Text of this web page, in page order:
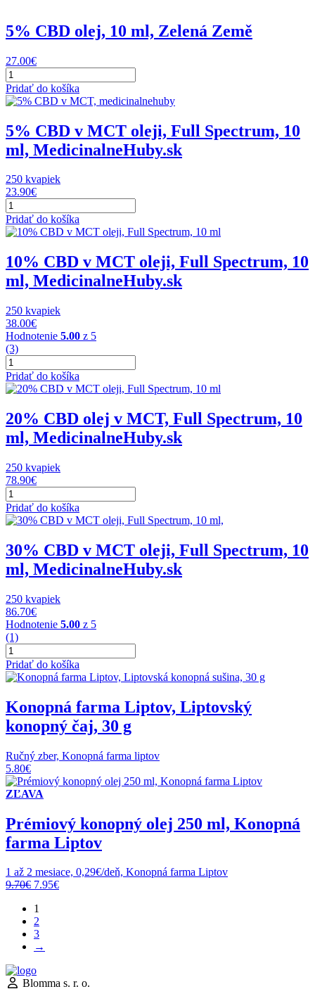
mg,
60
Zelená
země
5% CBD olej, 10 ml, Zelená Země
27.00€
množstvo
5%
CBD
10
ml,
Zelená
Země
Pridať do košíka
5% CBD v MCT oleji, Full Spectrum, 10
ml, MedicinalneHuby.sk
250 kvapiek
23.90€
množstvo
5%
CBD
MCT
oleji,
Full
Spectrum,
10
ml,
MedicinalneHuby.sk
Pridať do košíka
10% CBD v MCT oleji, Full Spectrum, 10
ml, MedicinalneHuby.sk
250 kvapiek
38.00€
Hodnotenie 5.00 z 5
(3)
množstvo
10%
CBD
MCT
oleji,
Full
Spectrum,
10
ml,
MedicinalneHuby.sk
Pridať do košíka
20% CBD olej v MCT, Full Spectrum, 10
ml, MedicinalneHuby.sk
250 kvapiek
78.90€
množstvo
20%
CBD
v
MCT,
Full
Spectrum,
10
ml,
MedicinalneHuby.sk
Pridať do košíka
30% CBD v MCT oleji, Full Spectrum, 10
ml, MedicinalneHuby.sk
250 kvapiek
86.70€
Hodnotenie 5.00 z 5
(1)
množstvo
30%
CBD
MCT
oleji,
Full
Spectrum,
10
ml,
MedicinalneHuby.sk
Pridať do košíka
Konopná farma Liptov, Liptovský
konopný čaj, 30 g
Ručný zber, Konopná farma liptov
5.80€
ZĽAVA
Prémiový konopný olej 250 ml, Konopná
farma Liptov
1 až 2 mesiace, 0,29€/deň, Konopná farma Liptov
9.70€ Original
was:
9.70€.
7.95€Current
1
2
3
→
Blomma s. r. o.